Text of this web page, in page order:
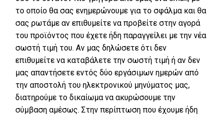
το οποίο θα σας ενημερώνουμε για το σφάλμα και θα
σας ρωτάμε αν επιθυμείτε να προβείτε στην αγορά
του προϊόντος που έχετε ήδη παραγγείλει με την νέα
σωστή τιμή του. Αν μας δηλώσετε ότι δεν
επιθυμείτε να καταβάλετε την σωστή τιμή ή αν δεν
μας απαντήσετε εντός δύο εργάσιμων ημερών από
την αποστολή του ηλεκτρονικού μηνύματος μας,
διατηρούμε το δικαίωμα να ακυρώσουμε την
σύμβαση αμέσως. Στην περίπτωση που έχουμε ήδη